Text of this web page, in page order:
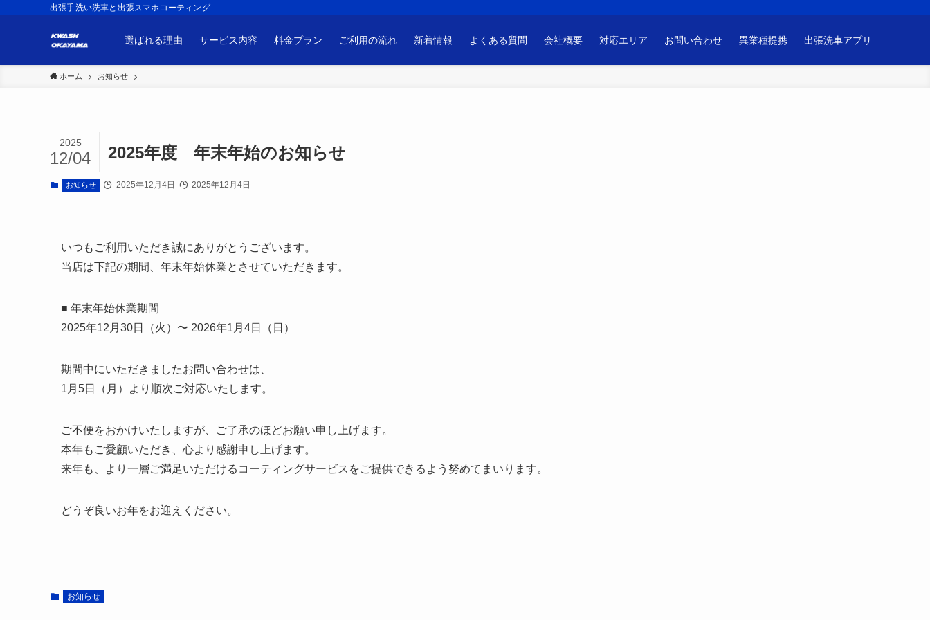
出張手洗い洗車と出張スマホコーティング
選ばれる理由 サービス内容 料金プラン ご利用の流れ 新着情報 よくある質問 会社概要 対応エリア お問い合わせ 異業種提携 出張洗車アプリ
ホーム お知らせ
2025年度 年末年始のお知らせ
2025
12/04
お知らせ 2025年12月4日 2025年12月4日
いつもご利用いただき誠にありがとうございます。
当店は下記の期間、年末年始休業とさせていただきます。
■ 年末年始休業期間
2025年12月30日（火）〜 2026年1月4日（日）
期間中にいただきましたお問い合わせは、
1月5日（月）より順次ご対応いたします。
ご不便をおかけいたしますが、ご了承のほどお願い申し上げます。
本年もご愛顧いただき、心より感謝申し上げます。
来年も、より一層ご満足いただけるコーティングサービスをご提供できるよう努めてまいります。
どうぞ良いお年をお迎えください。
お知らせ